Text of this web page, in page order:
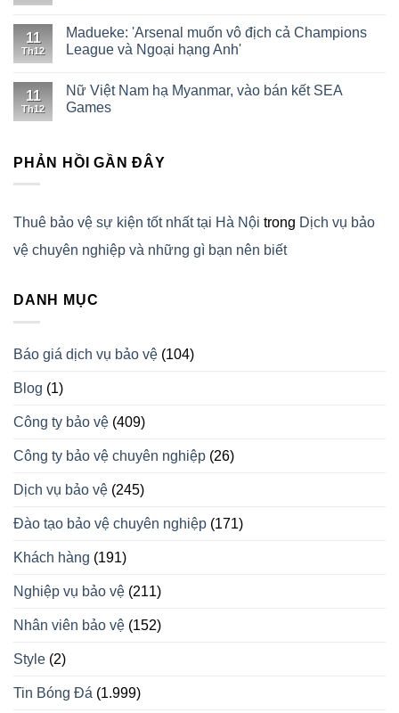
11
Th12
Madueke: 'Arsenal muốn vô địch cả Champions
League và Ngoại hạng Anh'
11
Th12
Nữ Việt Nam hạ Myanmar, vào bán kết SEA
Games
PHẢN HỒI GẦN ĐÂY
Thuê bảo vệ sự kiện tốt nhất tại Hà Nội trong Dịch vụ bảo
vệ chuyên nghiệp và những gì bạn nên biết
DANH MỤC
Báo giá dịch vụ bảo vệ (104)
Blog (1)
Công ty bảo vệ (409)
Công ty bảo vệ chuyên nghiệp (26)
Dịch vụ bảo vệ (245)
Đào tạo bảo vệ chuyên nghiệp (171)
Khách hàng (191)
Nghiệp vụ bảo vệ (211)
Nhân viên bảo vệ (152)
Style (2)
Tin Bóng Đá (1.999)